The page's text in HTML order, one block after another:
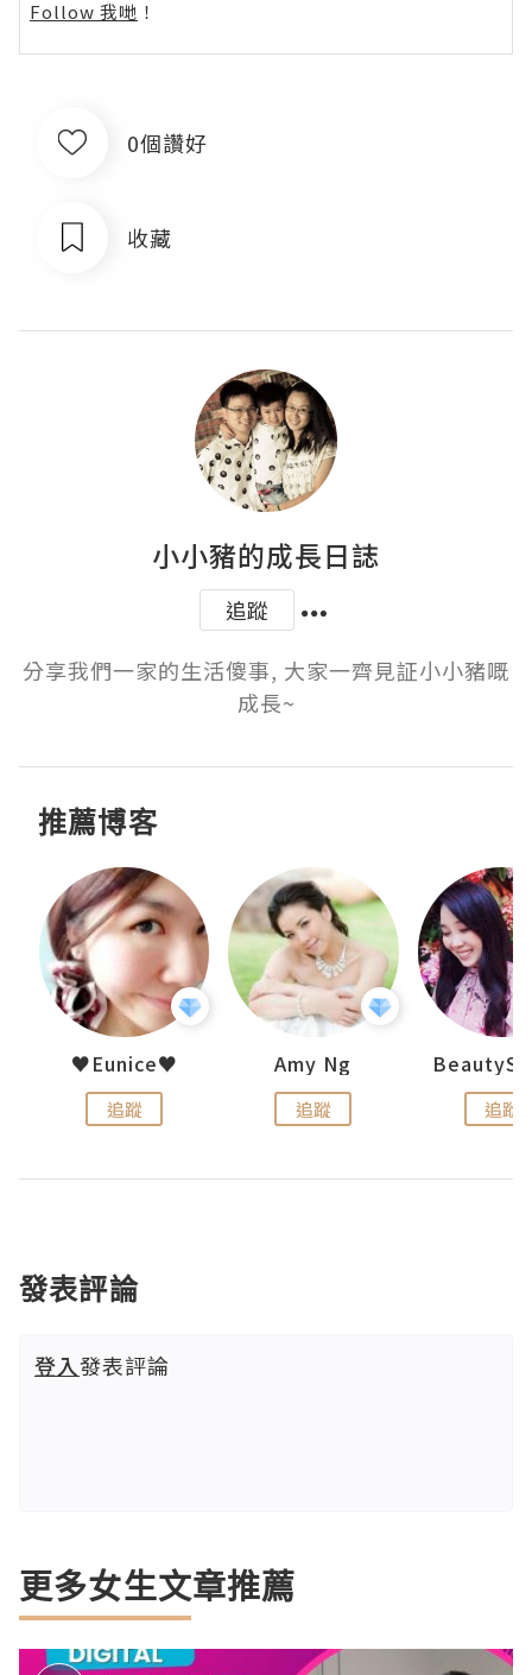
Follow 我哋 ！
0個讚好
收藏
小小豬的成長日誌
追蹤
分享我們一家的生活傻事, 大家一齊見証小小豬嘅
成長~
推薦博客
♥Eunice♥
追蹤
Amy Ng
追蹤 追蹤
發表評論
登入發表評論
更多女生文章推薦